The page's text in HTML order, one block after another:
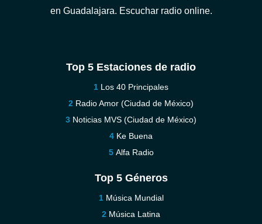
en Guadalajara. Escuchar radio online.
Top 5 Estaciones de radio
Los 40 Principales
Radio Amor (Ciudad de México)
Noticias MVS (Ciudad de México)
Ke Buena
Alfa Radio
Top 5 Géneros
Música Mundial
Música Latina